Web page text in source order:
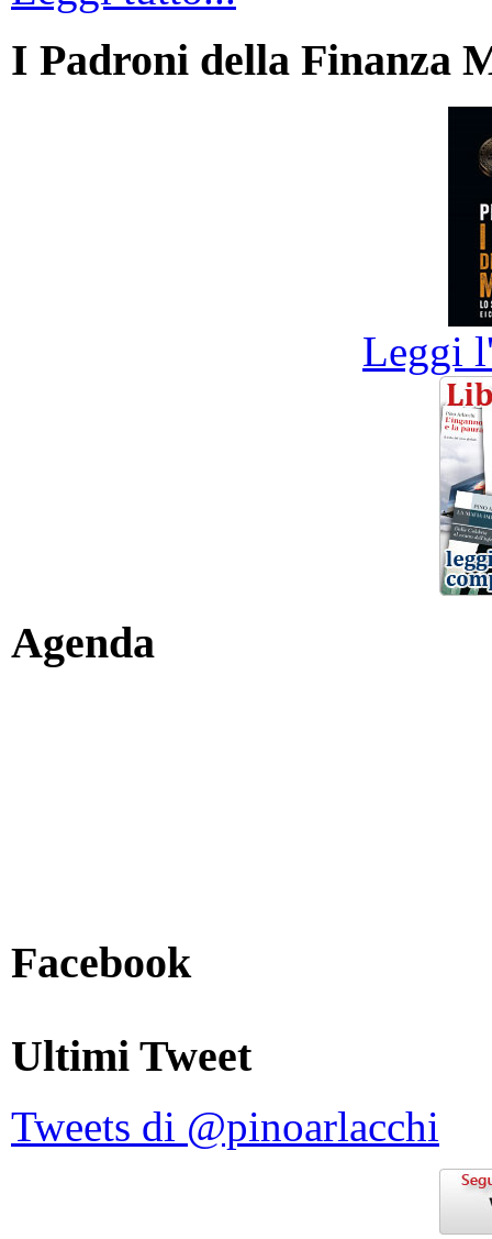
I Padroni della Finanza
Leggi
Agenda
Facebook
Ultimi Tweet
Tweets di @pinoarlacchi